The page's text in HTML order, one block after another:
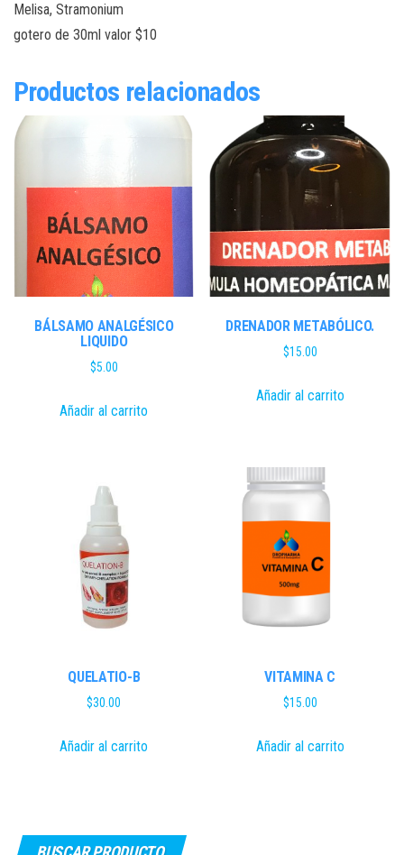
Melisa, Stramonium
gotero de 30ml valor $10
Productos relacionados
BÁLSAMO ANALGÉSICO
LIQUIDO
$5.00
Añadir al carrito
DRENADOR METABÓLICO.
$15.00
Añadir al carrito
QUELATIO-B
$30.00
Añadir al carrito
VITAMINA C
$15.00
Añadir al carrito